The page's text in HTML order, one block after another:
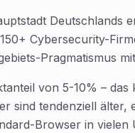
Deutschlands
Cybersecurity-
Pragmatismus
von 5-10% –
sind tendenziell älter,
Browser in vielen